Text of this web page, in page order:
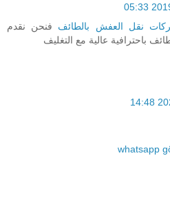
نقل العفش بالطائف فنحن نقدم
باحترافية عالية مع التغليف
whatsapp